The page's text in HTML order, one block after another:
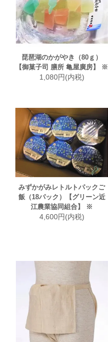
琵琶湖のかがやき（80ｇ）
【御菓子司 膳所 亀屋廣房】 ※
1,080円(内税)
みずかがみレトルトパックご
飯（18パック）【グリーン近
江農業協同組合】 ※
4,600円(内税)